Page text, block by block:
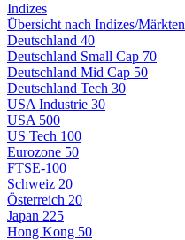
Indizes
Übersicht nach Indizes/Märkten
Deutschland 40
Deutschland Small Cap 70
Deutschland Mid Cap 50
Deutschland Tech 30
USA Industrie 30
USA 500
US Tech 100
Eurozone 50
FTSE-100
Schweiz 20
Österreich 20
Japan 225
Hong Kong 50